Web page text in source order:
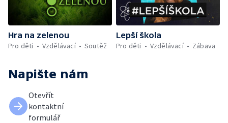
Hra na zelenou
Pro děti
Vzdělávací Soutěž
Lepší škola
Pro děti
Vzdělávací Zábava
Napište nám
Otevřít
kontaktní
formulář